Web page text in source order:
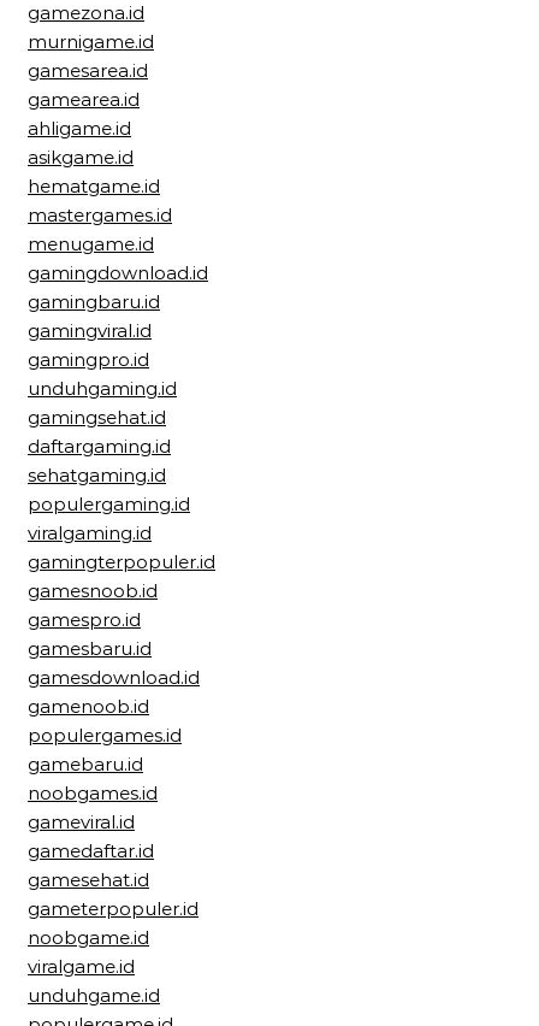
gamezona.id
murnigame.id
gamesarea.id
gamearea.id
ahligame.id
asikgame.id
hematgame.id
mastergames.id
menugame.id
gamingdownload.id
gamingbaru.id
gamingviral.id
gamingpro.id
unduhgaming.id
gamingsehat.id
daftargaming.id
sehatgaming.id
populergaming.id
viralgaming.id
gamingterpopuler.id
gamesnoob.id
gamespro.id
gamesbaru.id
gamesdownload.id
gamenoob.id
populergames.id
gamebaru.id
noobgames.id
gameviral.id
gamedaftar.id
gamesehat.id
gameterpopuler.id
noobgame.id
viralgame.id
unduhgame.id